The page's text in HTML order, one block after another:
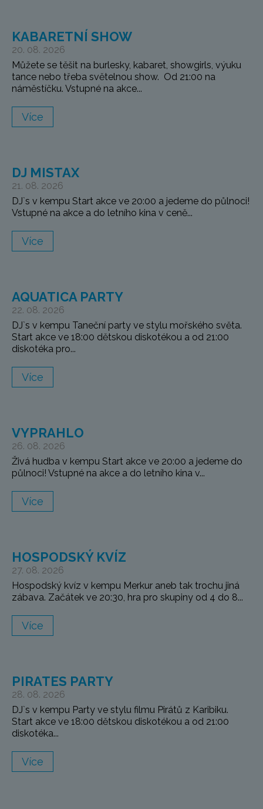
KABARETNÍ SHOW
20. 08. 2026
Můžete se těšit na burlesky, kabaret, showgirls, výuku
tance nebo třeba světelnou show. Od 21:00 na
náměstíčku. Vstupné na akce...
Více
DJ MISTAX
21. 08. 2026
DJ`s v kempu Start akce ve 20:00 a jedeme do půlnoci!
Vstupné na akce a do letního kina v ceně...
Více
AQUATICA PARTY
22. 08. 2026
DJ`s v kempu Taneční party ve stylu mořského světa.
Start akce ve 18:00 dětskou diskotékou a od 21:00
diskotéka pro...
Více
VYPRAHLO
26. 08. 2026
Živá hudba v kempu Start akce ve 20:00 a jedeme do
půlnoci! Vstupné na akce a do letního kina v...
Více
HOSPODSKÝ KVÍZ
27. 08. 2026
Hospodský kvíz v kempu Merkur aneb tak trochu jiná
zábava. Začátek ve 20:30, hra pro skupiny od 4 do 8...
Více
PIRATES PARTY
28. 08. 2026
DJ`s v kempu Party ve stylu filmu Pirátů z Karibiku.
Start akce ve 18:00 dětskou diskotékou a od 21:00
diskotéka...
Více